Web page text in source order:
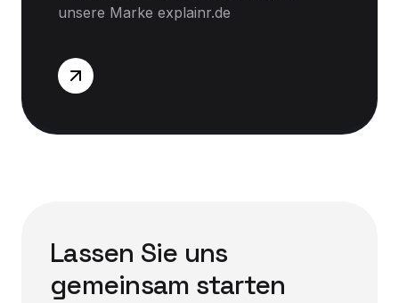
unsere Marke explainr.de
Lassen Sie uns
gemeinsam starten